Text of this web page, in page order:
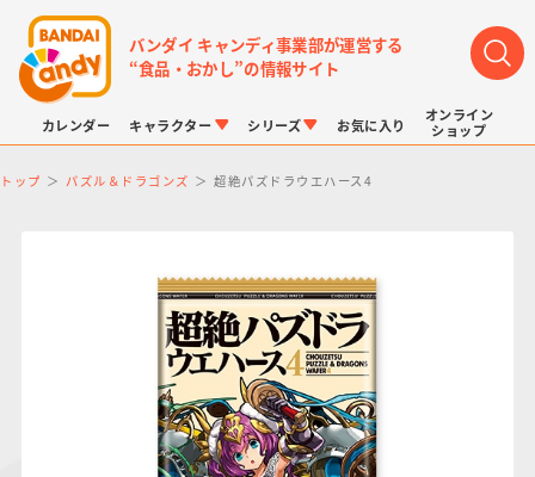
バンダイ キャンディ事業部が運営する
“食品・おかし”の情報サイト
カレンダー キャラクター
LINK TRAVELERS プリキュアシリーズ ドラゴンボール
シリーズ
チョコボックス チョコサプ ポケモンキッズ
お気に入り
オンライン
ショップ
トップ パズル＆ドラゴンズ 超絶パズドラウエハース4